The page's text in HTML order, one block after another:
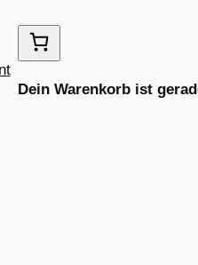
Dein Warenkorb ist